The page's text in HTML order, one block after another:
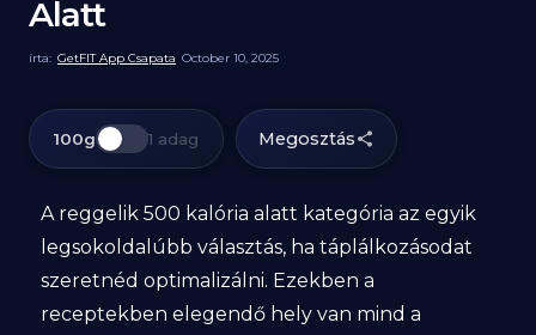
Alatt
írta: GetFIT App Csapata October 10, 2025
100g 1 adag Megosztás
A reggelik 500 kalória alatt kategória az egyik
legsokoldalúbb választás, ha táplálkozásodat
szeretnéd optimalizálni. Ezekben a
receptekben elegendő hely van mind a